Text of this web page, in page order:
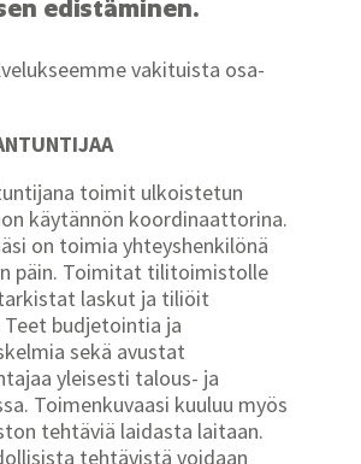
edistäminen.
vakituista osa-
toimit ulkoistetun
käytännön koordinaattorina.
on toimia yhteyshenkilönä
päin. Toimitat tilitoimistolle
laskut ja tiliöit
budjetointia ja
sekä avustat
yleisesti talous- ja
Toimenkuvaasi kuuluu myös
tehtäviä laidasta laitaan.
tehtävistä voidaan